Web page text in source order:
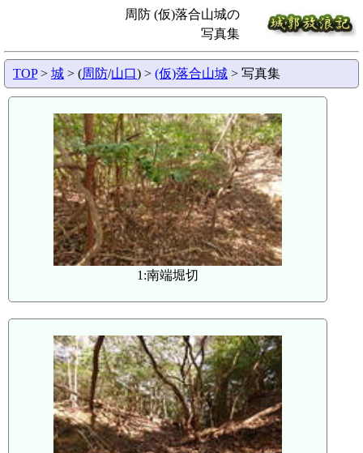
周防 (仮)落合山城の
写真集
TOP> 城 > (周防/山口) > (仮)落合山城 > 写真集
1:南端堀切